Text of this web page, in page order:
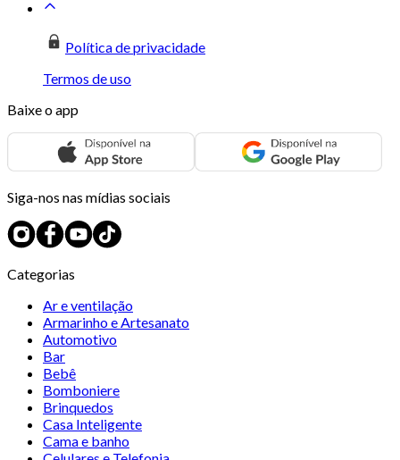
Política de privacidade
Termos de uso
Baixe o app
Siga-nos nas mídias sociais
Categorias
Ar e ventilação
Armarinho e Artesanato
Automotivo
Bar
Bebê
Bomboniere
Brinquedos
Casa Inteligente
Cama e banho